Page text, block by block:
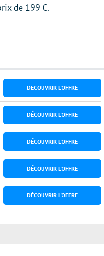
de 199 €.